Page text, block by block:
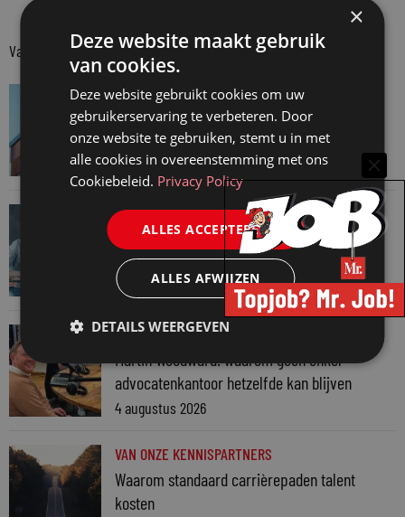
Van onze kennispartners
VAN ONZE KENNISPARTNERS
Van praktijk naar bewijs: hoe onderbouw je
keuzes tijdens een Wwft-audit?
7 augustus 2026
VAN ONZE KENNISPARTNERS
Werkdruk zegt meer dan urennormen
7 augustus 2026
VAN ONZE KENNISPARTNERS
Martin Woodward: waarom geen enkel
advocatenkantoor hetzelfde kan blijven
4 augustus 2026
VAN ONZE KENNISPARTNERS
Waarom standaard carrièrepaden talent
kosten
×
Deze website maakt gebruik
van cookies.
Deze website gebruikt cookies om uw
gebruikerservaring te verbeteren. Door
onze website te gebruiken, stemt u in met
alle cookies in overeenstemming met ons
Cookiebeleid. Privacy Policy
ALLES ACCEPTEREN
ALLES AFWIJZEN
DETAILS WEERGEVEN